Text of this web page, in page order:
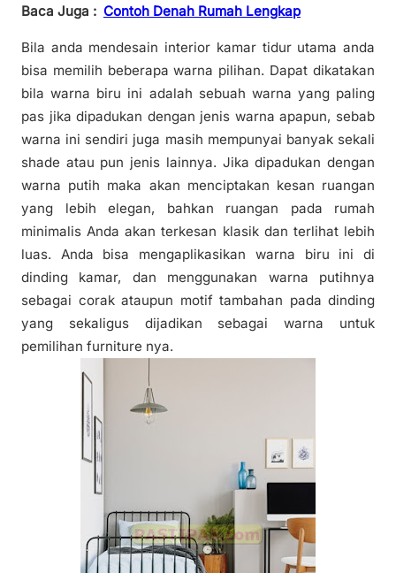
Baca Juga : Contoh Denah Rumah Lengkap
Bila anda mendesain interior kamar tidur utama anda
bisa memilih beberapa warna pilihan. Dapat dikatakan
bila warna biru ini adalah sebuah warna yang paling
pas jika dipadukan dengan jenis warna apapun, sebab
warna ini sendiri juga masih mempunyai banyak sekali
shade atau pun jenis lainnya. Jika dipadukan dengan
warna putih maka akan menciptakan kesan ruangan
yang lebih elegan, bahkan ruangan pada rumah
minimalis Anda akan terkesan klasik dan terlihat lebih
luas. Anda bisa mengaplikasikan warna biru ini di
dinding kamar, dan menggunakan warna putihnya
sebagai corak ataupun motif tambahan pada dinding
yang sekaligus dijadikan sebagai warna untuk
pemilihan furniture nya.